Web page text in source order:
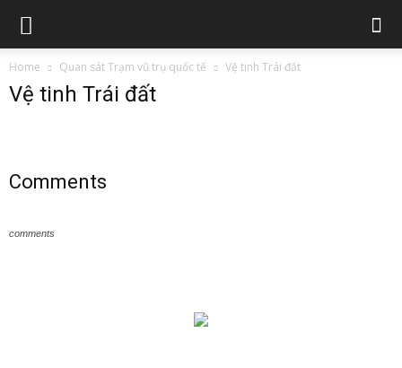
Home Quan sát Trạm vũ trụ quốc tế Vệ tinh Trái đất
Vệ tinh Trái đất
Comments
comments